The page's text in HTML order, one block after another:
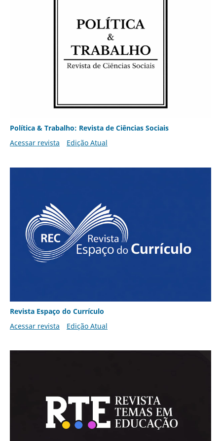
Política & Trabalho: Revista de Ciências Sociais
Acessar revista
Edição Atual
Revista Espaço do Currículo
Acessar revista
Edição Atual